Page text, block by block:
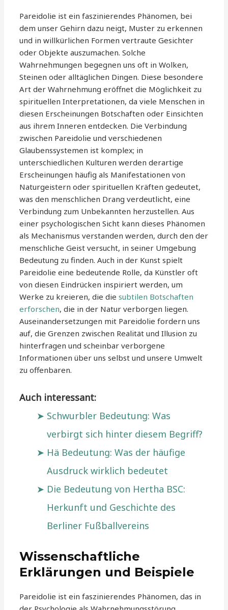
Pareidolie ist ein faszinierendes Phänomen, bei
dem unser Gehirn dazu neigt, Muster zu erkennen
und in willkürlichen Formen vertraute Gesichter
oder Objekte auszumachen. Solche
Wahrnehmungen begegnen uns oft in Wolken,
Steinen oder alltäglichen Dingen. Diese besondere
Art der Wahrnehmung eröffnet die Möglichkeit zu
spirituellen Interpretationen, da viele Menschen in
diesen Erscheinungen Botschaften oder Einsichten
aus ihrem Inneren entdecken. Die Verbindung
zwischen Pareidolie und verschiedenen
Glaubenssystemen ist komplex; in
unterschiedlichen Kulturen werden derartige
Erscheinungen häufig als Manifestationen von
Naturgeistern oder spirituellen Kräften gedeutet,
was den menschlichen Drang verdeutlicht, eine
Verbindung zum Unbekannten herzustellen. Aus
einer psychologischen Sicht kann dieses Phänomen
als Mechanismus verstanden werden, durch den der
menschliche Geist versucht, in seiner Umgebung
Bedeutung zu finden. Auch in der Kunst spielt
Pareidolie eine bedeutende Rolle, da Künstler oft
von diesen Eindrücken inspiriert werden, um
Werke zu kreieren, die diesubtilen Botschaften
erforschen, die in der Natur verborgen liegen.
Auseinandersetzungen mit Pareidolie fordern uns
auf, die Grenzen zwischen Realität und Illusion zu
hinterfragen und scheinbar verborgene
Informationen über uns selbst und unsere Umwelt
zu offenbaren.
Auch interessant:
Schwurbler Bedeutung: Was
verbirgt sich hinter diesem Begriff?
Hä Bedeutung: Was der häufige
Ausdruck wirklich bedeutet
Die Bedeutung von Hertha BSC:
Herkunft und Geschichte des
Berliner Fußballvereins
Wissenschaftliche
Erklärungen und Beispiele
Pareidolie ist ein faszinierendes Phänomen, das in